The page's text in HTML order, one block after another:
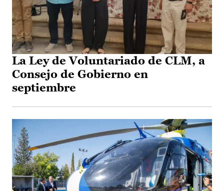
La Ley de Voluntariado de CLM, a
Consejo de Gobierno en
septiembre